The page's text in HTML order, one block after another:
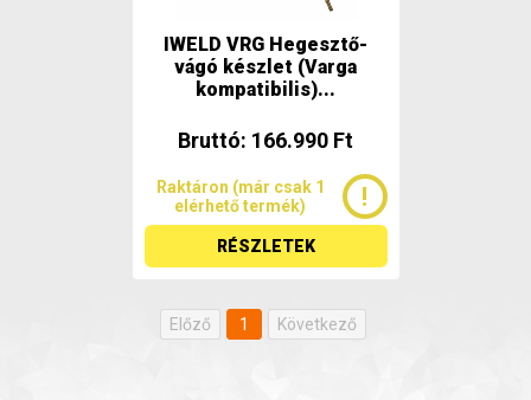
IWELD VRG Hegesztő-
vágó készlet (Varga
kompatibilis)...
Bruttó: 166.990 Ft
Raktáron (már csak 1
elérhető termék)
RÉSZLETEK
Előző 1 Következő